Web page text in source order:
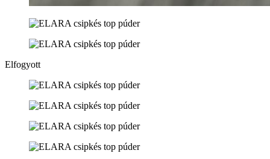
Elfogyott